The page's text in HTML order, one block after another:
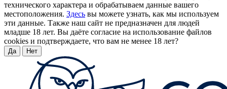
технического характера и обрабатываем данные вашего
местоположения. Здесь вы можете узнать, как мы используем
эти данные. Также наш сайт не предназначен для людей
младше 18 лет. Вы даёте согласие на использование файлов
cookies и подтверждаете, что вам не менее 18 лет?
Да Нет